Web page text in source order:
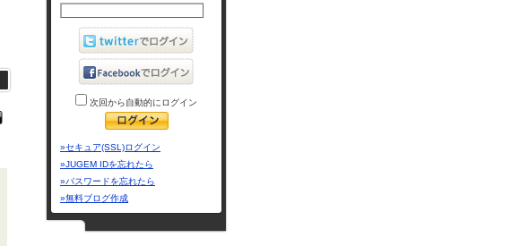
次回から自動的にログイン
»セキュア(SSL)ログイン
»JUGEM IDを忘れたら
»パスワードを忘れたら
»無料ブログ作成